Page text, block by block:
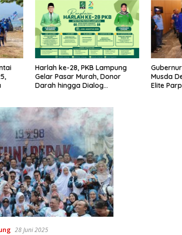
Harlah ke-28, PKB Lampung
Gelar Pasar Murah, Donor
Darah hingga Dialog
Musda
Elite
28 Juni 2025